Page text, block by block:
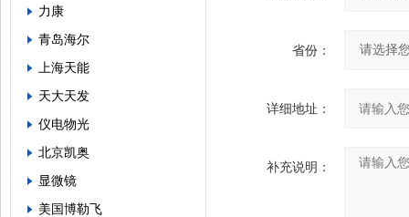
力康
青岛海尔
上海天能
天大天发
仪电物光
北京凯奥
显微镜
美国博勒飞
省份：
详细地址：
补充说明：